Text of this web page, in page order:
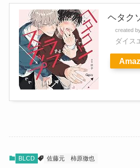
ヘタク
created
ダイス
BLCD 佐藤元 柿原徹也